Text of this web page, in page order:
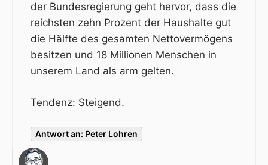
der Bundesregierung geht hervor, dass die
reichsten zehn Prozent der Haushalte gut
die Hälfte des gesamten Nettovermögens
besitzen und 18 Millionen Menschen in
unserem Land als arm gelten.
Tendenz: Steigend.
Antwort an: Peter Lohren